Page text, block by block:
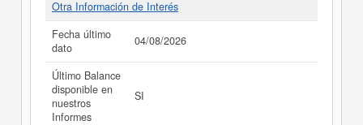
Otra Información de Interés
Fecha último
dato
04/08/2026
Último Balance
disponible en
nuestros
Informes
SI